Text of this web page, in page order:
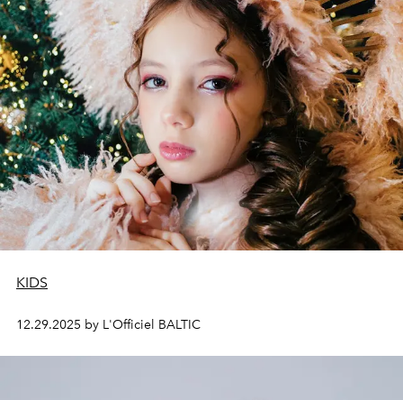
KIDS
12.29.2025 by L'Officiel BALTIC